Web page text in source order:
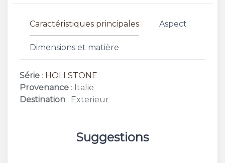
Caractéristiques principales Aspect
Dimensions et matière
Série : HOLLSTONE
Provenance : Italie
Destination : Exterieur
Suggestions